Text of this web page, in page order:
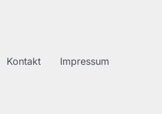
Kontakt Impressum